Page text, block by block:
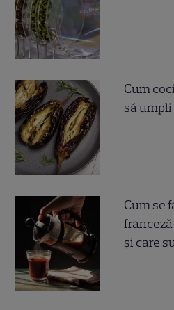
Cum
să umpli
Cum se
și care